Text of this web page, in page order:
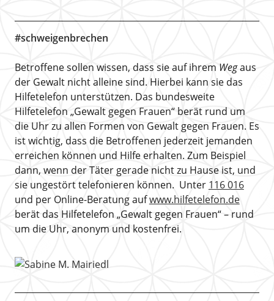
#schweigenbrechen
Betroffene sollen wissen, dass sie auf ihrem Wegaus
der Gewalt nicht alleine sind. Hierbei kann sie das
Hilfetelefon unterstützen. Das bundesweite
Hilfetelefon „Gewalt gegen Frauen“ berät rund um
die Uhr zu allen Formen von Gewalt gegen Frauen. Es
ist wichtig, dass die Betroffenen jederzeit jemanden
erreichen können und Hilfe erhalten. Zum Beispiel
dann, wenn der Täter gerade nicht zu Hause ist, und
sie ungestört telefonieren können. Unter 116 016
und per Online-Beratung aufwww.hilfetelefon.de
berät das Hilfetelefon „Gewalt gegen Frauen“ – rund
um die Uhr, anonym und kostenfrei.